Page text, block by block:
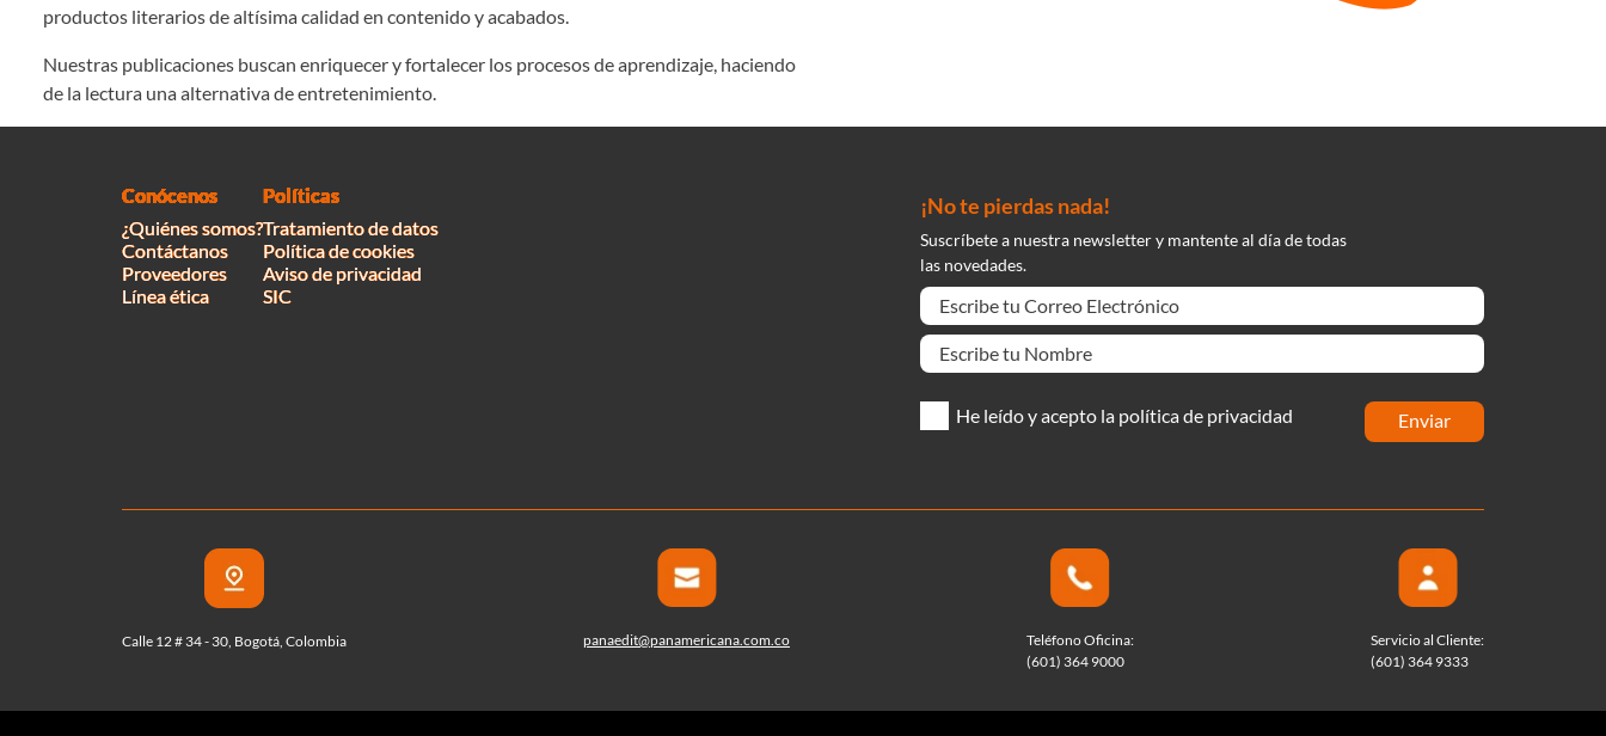
productos literarios de altísima calidad en contenido y acabados.
Nuestras publicaciones buscan enriquecer y fortalecer los procesos de aprendizaje, haciendo
de la lectura una alternativa de entretenimiento.
Conócenos
¿Quiénes somos?
Contáctanos
Proveedores
Línea ética
Políticas
Tratamiento de datos
Política de cookies
Aviso de privacidad
SIC
¡No te pierdas nada!
Suscríbete a nuestra newsletter y mantente al día de todas
las novedades.
He leído y acepto la política de privacidad enviar
Calle 12 # 34 - 30, Bogotá, Colombia panaedit@panamericana.com.co
Teléfono Oficina:
(601) 364 9000
Servicio al Cliente:
(601) 364 9333